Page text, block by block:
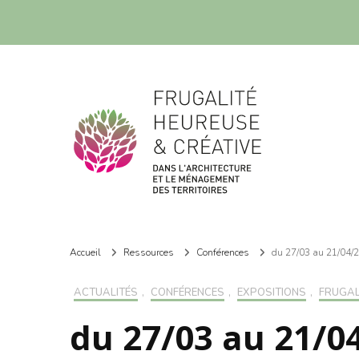
Frugalité dans l'architecture et le ménagement des territoires
Accueil Ressources Conférences du 27/03 au 21/04/
ACTUALITÉS , CONFÉRENCES , EXPOSITIONS ,
du 27/03 au 21/